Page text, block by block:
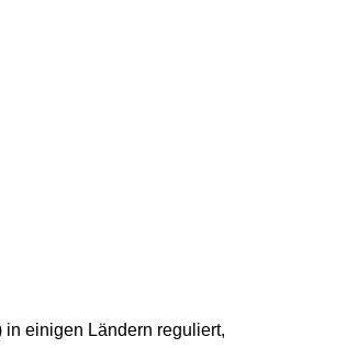
einigen Ländern reguliert,